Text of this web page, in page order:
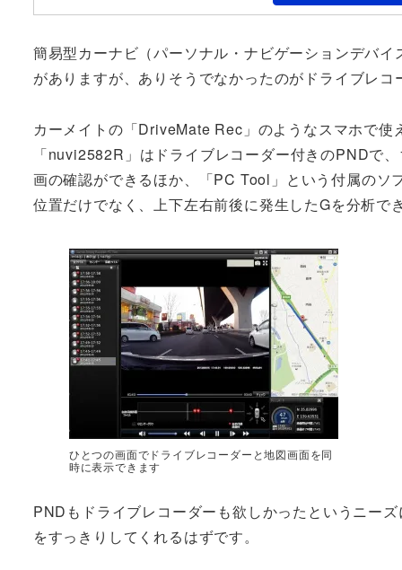
簡易型カーナビ（パーソナル・ナビゲーションデバ
がありますが、ありそうでなかったのがドライブレ
カーメイトの「DriveMate Rec」のようなスマホで
「nuvi2582R」はドライブレコーダー付きのPNDで
画の確認ができるほか、「PC Tool」という付属の
位置だけでなく、上下左右前後に発生したGを分析で
ひとつの画面でドライブレコーダーと地図画面を同
時に表示できます
PNDもドライブレコーダーも欲しかったというニー
をすっきりしてくれるはずです。